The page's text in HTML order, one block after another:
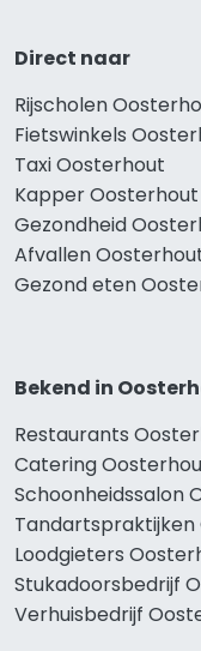
Direct naar
Rijscholen
Fietswinkels
Taxi Oosterhout
Kapper Oosterhout
Gezondheid
Afvallen
Gezond eten
Bekend in
Restaurants
Catering
Schoonheidssalon
Loodgieters
Stukadoorsbedrijf
Verhuisbedrijf